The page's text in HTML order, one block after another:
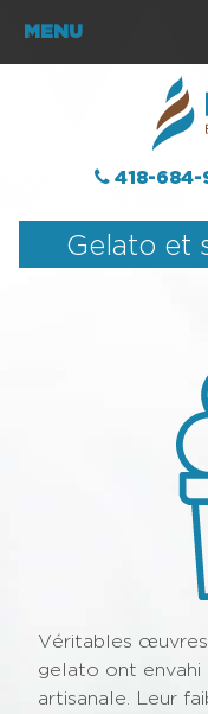
MENU
418-
Gelato et
Véritables
gelato ont envahi
artisanale. Leur